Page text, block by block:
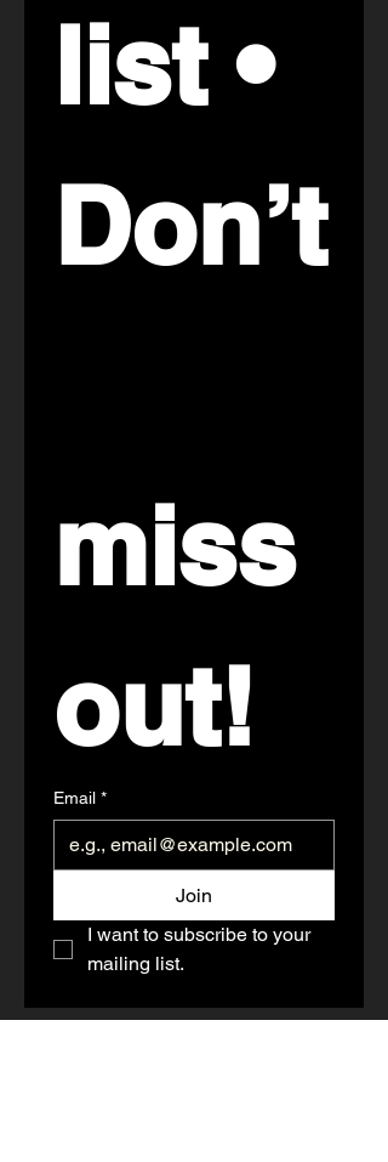
list •
Don’t
miss
out!
Email *
Join
I want to subscribe to your
mailing list.